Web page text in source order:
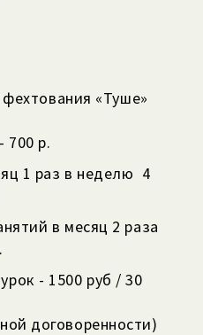
«Туше»
700 р.
1 раз в неделю 4
в месяц 2 раза
- 1500 руб / 30
договоренности)